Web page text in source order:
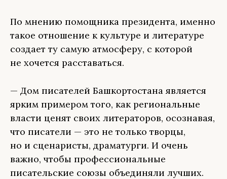
По мнению помощника президента, именно
такое отношение к культуре и литературе
создает ту самую атмосферу, с которой
не хочется расставаться.
— Дом писателей Башкортостана является
ярким примером того, как региональные
власти ценят своих литераторов, осознавая,
что писатели — это не только творцы,
но и сценаристы, драматурги. И очень
важно, чтобы профессиональные
писательские союзы объединяли лучших.